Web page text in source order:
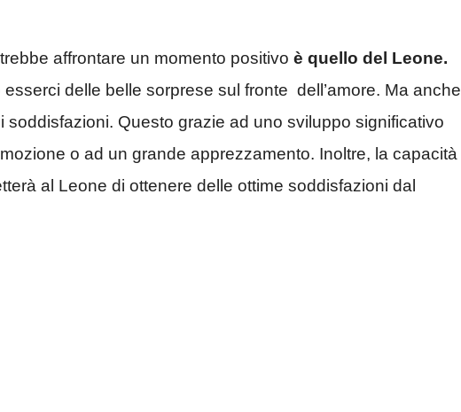
affrontare un momento positivo è quello del Leone.
delle belle sorprese sul fronte dell’amore. Ma anche
soddisfazioni. Questo grazie ad uno sviluppo significativo
o ad un grande apprezzamento. Inoltre, la capacità
al Leone di ottenere delle ottime soddisfazioni dal